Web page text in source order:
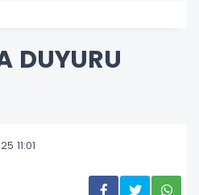
DUYURU
11:01